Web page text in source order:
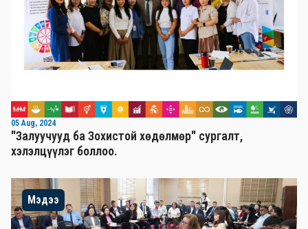
05 Aug, 2024
"Залуучууд ба Зохистой хөдөлмөр" сургалт,
хэлэлцүүлэг боллоо.
Мэдээ